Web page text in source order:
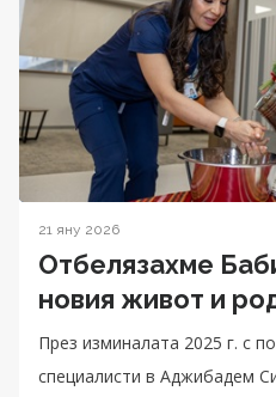
21 яну 2026
Отбелязахме
новия живот и
През изминалата 2025 г. с
специалисти в Аджибадем